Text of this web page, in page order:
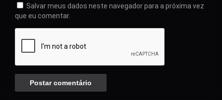
Salvar meus dados neste navegador para a próxima vez
que eu comentar.